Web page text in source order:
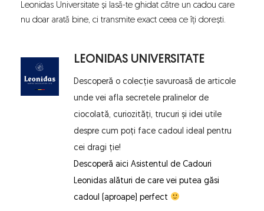
Leonidas Universitate și lasă-te ghidat către un cadou care
nu doar arată bine, ci transmite exact ceea ce îți dorești.
LEONIDAS UNIVERSITATE
Descoperă o colecție savuroasă de articole
unde vei afla secretele pralinelor de
ciocolată, curiozități, trucuri și idei utile
despre cum poți face cadoul ideal pentru
cei dragi ție!
Descoperă aici Asistentul de Cadouri
Leonidas alături de care vei putea găsi
cadoul (aproape) perfect